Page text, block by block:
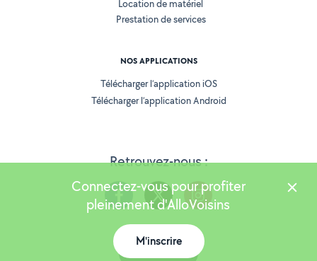
Retrouvez-nous :
Location de matériel
Prestation de services
NOS APPLICATIONS
Télécharger l’application iOS
Télécharger l’application Android
Version 25.5.3
Connectez-vous pour profiter
pleinement d'AlloVoisins
M'inscrire